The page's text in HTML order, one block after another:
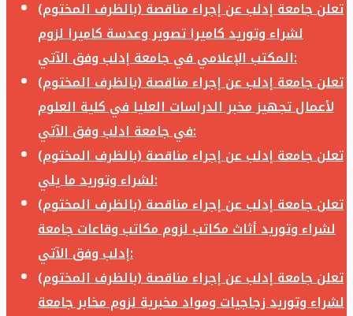
تعلن جامعة إدلب عن إجراء مناقصة (بالظرف المختوم)
لشراء وتوريد كاميرا تصوير وعدسة كاميرا لزوم
المكتب الإعلامي في جامعة إدلب وفق الآتي:
تعلن جامعة إدلب عن إجراء مناقصة (بالظرف المختوم)
لأعمال تجهيز مخبر الدراسات العليا في كلية العلوم
في جامعة ادلب وفق الآتي:
تعلن جامعة إدلب عن إجراء مناقصة (بالظرف المختوم)
لشراء وتوريد ما يلي:
تعلن جامعة إدلب عن إجراء مناقصة (بالظرف المختوم)
لشراء وتوريد أثاث مكاتب لزوم مكاتب وقاعات جامعة
إدلب وفق الآتي:
تعلن جامعة إدلب عن إجراء مناقصة (بالظرف المختوم)
لشراء وتوريد زجاجيات ومواد مخبرية لزوم مخابر جامعة